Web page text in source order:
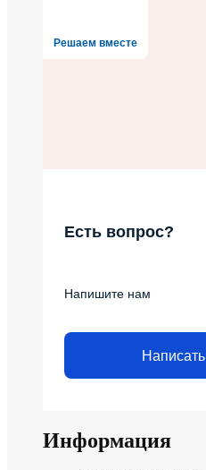
Решаем вместе
Есть вопрос?
Напишите нам
Написать
Информация